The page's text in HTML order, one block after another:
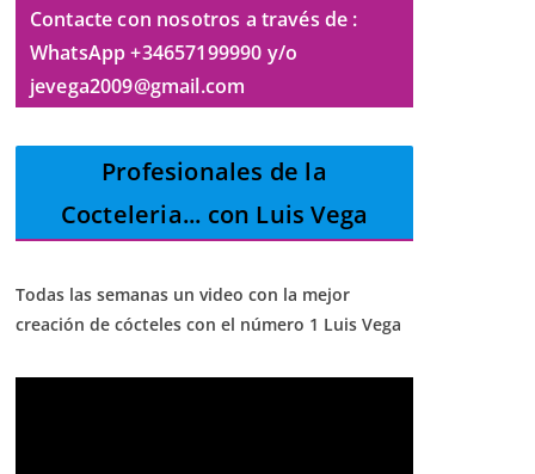
Contacte con nosotros a través de :
WhatsApp +34657199990 y/o
jevega2009@gmail.com
Profesionales de la
Cocteleria... con Luis Vega
Todas las semanas un video con la mejor
creación de cócteles con el número 1 Luis Vega